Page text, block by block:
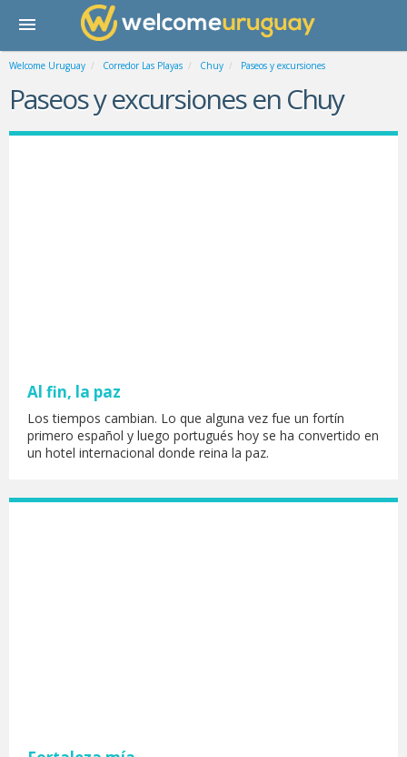
Welcome Uruguay Corredor Las Playas Chuy Paseos y excursiones
Paseos y excursiones en Chuy
Al fin, la paz
Los tiempos cambian. Lo que alguna vez fue un fortín
primero español y luego portugués hoy se ha convertido en
un hotel internacional donde reina la paz.